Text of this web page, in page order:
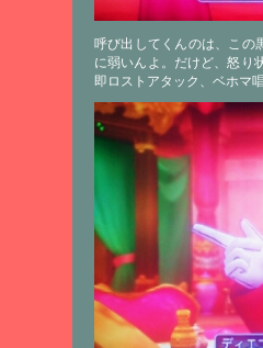
呼び出してくんのは、この
に弱いんよ。だけど、怒り
即ロストアタック、ベホマ